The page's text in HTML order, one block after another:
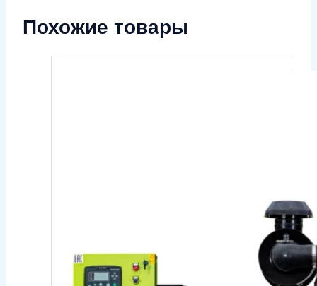
Похожие товары